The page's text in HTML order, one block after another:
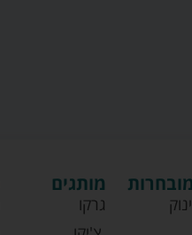
מותגים
גרקו